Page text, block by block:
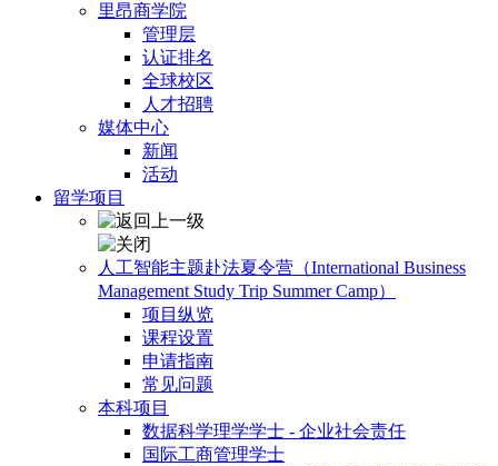
里昂商学院
管理层
认证排名
全球校区
人才招聘
媒体中心
新闻
活动
留学项目
人工智能主题赴法夏令营（International Business
Management Study Trip Summer Camp）
项目纵览
课程设置
申请指南
常见问题
本科项目
数据科学理学学士 - 企业社会责任
国际工商管理学士